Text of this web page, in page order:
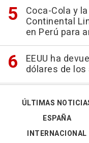
Coca-Cola y
Continental
en Perú para
EEUU ha
dólares de
ÚLTIMAS
ESPAÑA
INTERNACIONAL